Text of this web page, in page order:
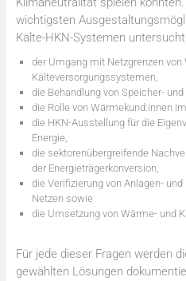
wichtigsten
Kälte-HKN-Systemen
der Umgang mit Netzgrenzen von
Kälteversorgungssystemen,
die Behandlung von Speicher-
die Rolle von Wärmekund:innen
die HKN-Ausstellung für die
Energie,
die sektorenübergreifende
der Energieträgerkonversion,
die Verifizierung von Anlagen-
Netzen sowie
die Umsetzung von Wärme- und
Für jede dieser Fragen werden
gewählten Lösungen